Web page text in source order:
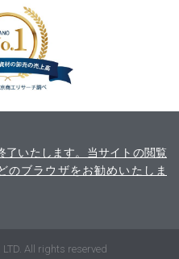
了いたします。当サイトの閲覧
のブラウザをお勧めいたしま
All rights reserved